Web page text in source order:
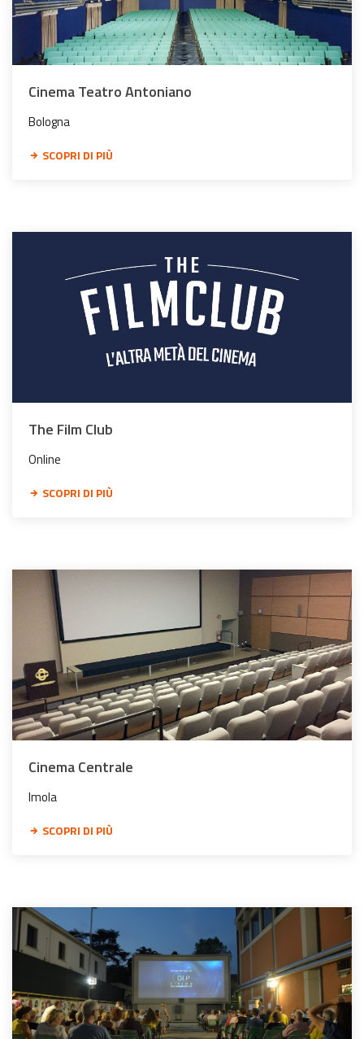
Cinema Teatro Antoniano
Bologna
SCOPRI DI PIÙ
The Film Club
Online
SCOPRI DI PIÙ
Cinema Centrale
Imola
SCOPRI DI PIÙ